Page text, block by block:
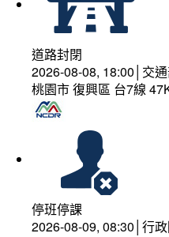
道路封閉
2026-08-08, 18:00│交
桃園市 復興區 台7線
停班停課
2026-08-09, 08:30│行